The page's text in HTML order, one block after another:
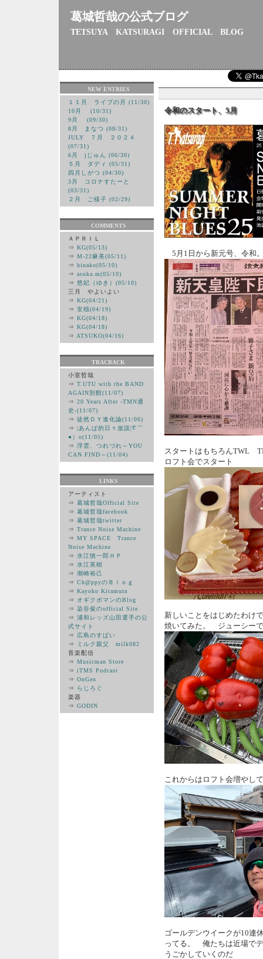
葛城哲哉の公式ブログ
TETSUYA KATSURAGI OFFICIAL BLOG
NEW ENTRIES
１１月 ライブの月 (11/30)
10月 (10/31)
9月 (09/30)
8月 まなつ (08/31)
JULY ７月 ２０２４
(07/31)
6月 jじゅん (06/30)
５月 ダディ (05/31)
四月しがつ (04/30)
3月 コロナすたーと
(03/31)
２月 ご様子 (02/29)
COMMENTS
ＡＰＲＩＬ
⇒ KG(05/13)
⇒ M-22麻美(05/11)
⇒ hinako(05/10)
⇒ asuka.m(05/10)
⇒ 悠妃（ゆき）(05/10)
三月 やよいよい
⇒ KG(04/21)
⇒ 安穏(04/19)
⇒ KG(04/18)
⇒ KG(04/18)
⇒ ATSUKO(04/16)
TRACBACK
小室哲哉
⇒ T.UTU with the BAND
AGAIN別館(11/07)
⇒ 20 Years After -TMN通
史-(11/07)
⇒ 徒然ＤＹ進化論(11/06)
⇒ |あんぱ的日々放談|∇￣
●）ο(11/05)
⇒ 浮雲、つれづれ～YOU
CAN FIND～(11/04)
LINKS
アーティスト
⇒ 葛城哲哉Official Site
⇒ 葛城哲哉facebook
⇒ 葛城哲哉twitter
⇒ Trance Noise Machine
⇒ MY SPACE Trance
Noise Machine
⇒ 水江慎一郎ＨＰ
⇒ 水江英樹
⇒ 潮崎裕己
⇒ Ch@ppyのＢｌｏｇ
⇒ Kayoko Kitamura
⇒ オギクボマンのBlog
⇒ 染谷俊のofficial Site
⇒ 浦和レッズ山田選手の公
式サイト
⇒ 広島のすぱい
⇒
ミルク親父 milk082
音楽配信
⇒ Musicman Store
⇒ iTMS Podcast
⇒ OnGen
⇒ らじろぐ
楽器
⇒ GODIN
令和のスタート、5月
5月1日から新元号、令
スタートはもちろんTWL
ロフト会でスタート
新しいことをはじめたわけ
焼いてみた。 ジューシー
これからはロフト会増やし
ゴールデンウイークが10連
ってる。 俺たちは近場で
うごかしていくのだ